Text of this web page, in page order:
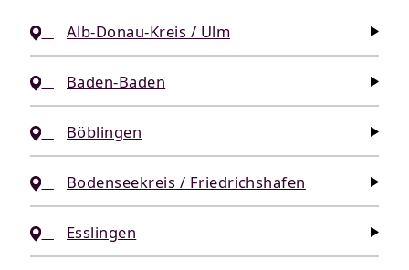
Alb-Donau-Kreis / Ulm
Baden-Baden
Böblingen
Bodenseekreis / Friedrichshafen
Esslingen